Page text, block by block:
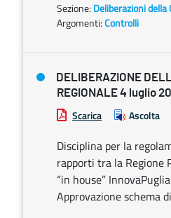
Sezione: Deliberazioni
Argomenti:Controlli
DELIBERAZIONE
REGIONALE 4 luglio
Scarica Ascolta
Disciplina per la
rapporti tra la Regione
“in house”
Approvazione schema